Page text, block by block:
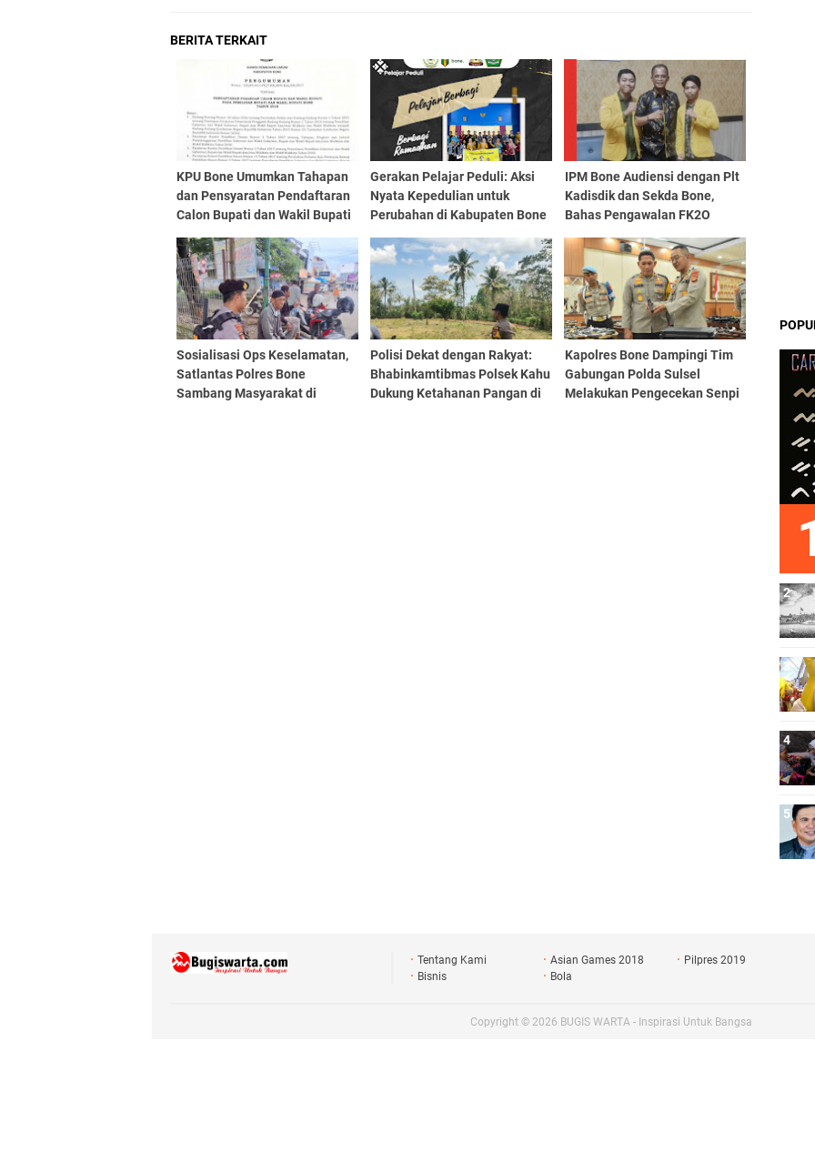
BERITA TERKAIT
KPU Bone Umumkan Tahapan
dan Pensyaratan Pendaftaran
Calon Bupati dan Wakil Bupati
Gerakan Pelajar Peduli: Aksi
Nyata Kepedulian untuk
Perubahan di Kabupaten Bone
IPM Bone Audiensi dengan Plt
Kadisdik dan Sekda Bone,
Bahas Pengawalan FK2O
Sosialisasi Ops Keselamatan,
Satlantas Polres Bone
Sambang Masyarakat di
Polisi Dekat dengan Rakyat:
Bhabinkamtibmas Polsek Kahu
Dukung Ketahanan Pangan di
Kapolres Bone Dampingi Tim
Gabungan Polda Sulsel
Melakukan Pengecekan Senpi
Tentang Kami Asian Games 2018
Pilpres 2019
Bisnis
Bola
Copyright © 2026 BUGIS WARTA - Inspirasi Untuk Bangsa